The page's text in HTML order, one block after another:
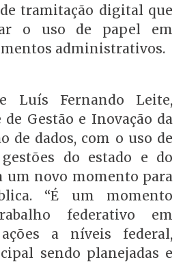
tramitação digital que
o uso de papel em
administrativos.
Luís Fernando Leite,
Gestão e Inovação da
de dados, com o uso de
do estado e do
um novo momento para
“É um momento
federativo em
a níveis federal,
sendo planejadas e